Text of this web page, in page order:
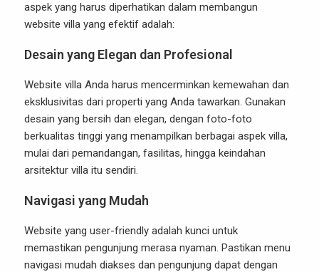
aspek yang harus diperhatikan dalam membangun
website villa yang efektif adalah:
Desain yang Elegan dan Profesional
Website villa Anda harus mencerminkan kemewahan dan
eksklusivitas dari properti yang Anda tawarkan. Gunakan
desain yang bersih dan elegan, dengan foto-foto
berkualitas tinggi yang menampilkan berbagai aspek villa,
mulai dari pemandangan, fasilitas, hingga keindahan
arsitektur villa itu sendiri.
Navigasi yang Mudah
Website yang user-friendly adalah kunci untuk
memastikan pengunjung merasa nyaman. Pastikan menu
navigasi mudah diakses dan pengunjung dapat dengan